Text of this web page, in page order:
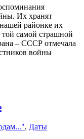
Их хранят
районке их
самой страшной
– СССР отмечала
войны
, Даты